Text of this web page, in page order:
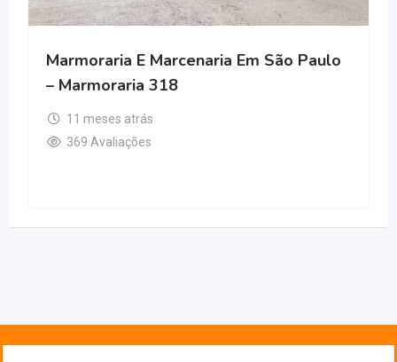
Marmoraria E Marcenaria Em São Paulo
– Marmoraria 318
11 meses atrás
369 Avaliações